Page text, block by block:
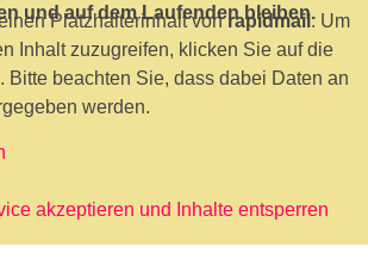
und auf dem Laufenden bleiben.
Platzhalterinhalt vonrapidmail . Um
Inhalt zuzugreifen, klicken Sie auf die
Bitte beachten Sie, dass dabei Daten an
werden.
akzeptieren und Inhalte entsperren